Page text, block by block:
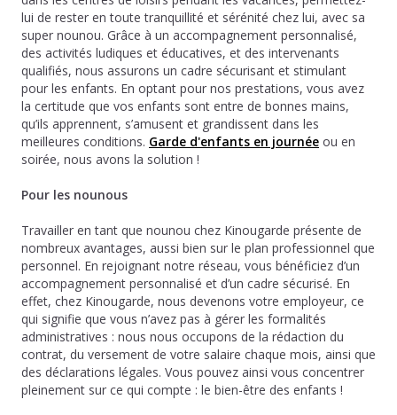
lui de rester en toute tranquillité et sérénité chez lui, avec sa
super nounou. Grâce à un accompagnement personnalisé,
des activités ludiques et éducatives, et des intervenants
qualifiés, nous assurons un cadre sécurisant et stimulant
pour les enfants. En optant pour nos prestations, vous avez
la certitude que vos enfants sont entre de bonnes mains,
qu’ils apprennent, s’amusent et grandissent dans les
meilleures conditions. Garde d'enfants en journée ou en
soirée, nous avons la solution !
Pour les nounous
Travailler en tant que nounou chez Kinougarde présente de
nombreux avantages, aussi bien sur le plan professionnel que
personnel. En rejoignant notre réseau, vous bénéficiez d’un
accompagnement personnalisé et d’un cadre sécurisé. En
effet, chez Kinougarde, nous devenons votre employeur, ce
qui signifie que vous n’avez pas à gérer les formalités
administratives : nous nous occupons de la rédaction du
contrat, du versement de votre salaire chaque mois, ainsi que
des déclarations légales. Vous pouvez ainsi vous concentrer
pleinement sur ce qui compte : le bien-être des enfants !